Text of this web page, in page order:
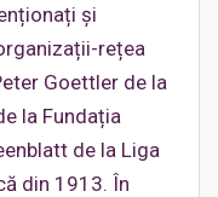
și
rețea
Goettler de la
la Fundația
de la Liga
din 1913. În